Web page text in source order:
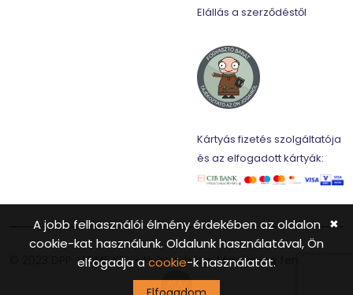
Elállás a szerződéstől
Kártyás fizetés szolgáltatója
és az elfogadott kártyák:
© 2023 DPP-HOME Kft. - Nyíregyháza. Minden jog fenntartva.
A jobb felhasználói élmény érdekében az oldalon
cookie-kat használunk. Oldalunk használatával, Ön
elfogadja acookie-k használatát.
✖